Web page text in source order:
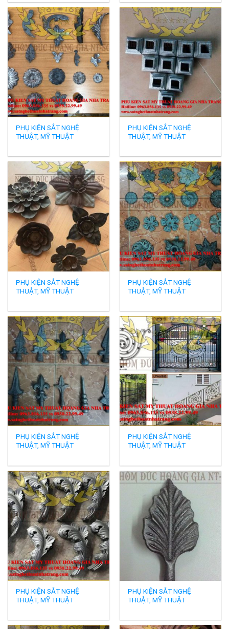
PHỤ KIỆN SẮT NGHỆ
THUẬT, MỸ THUẬT
PHỤ KIỆN SẮT NGHỆ
THUẬT, MỸ THUẬT
PHỤ KIỆN SẮT NGHỆ
THUẬT, MỸ THUẬT
PHỤ KIỆN SẮT NGHỆ
THUẬT, MỸ THUẬT
PHỤ KIỆN SẮT NGHỆ
THUẬT, MỸ THUẬT
PHỤ KIỆN SẮT NGHỆ
THUẬT, MỸ THUẬT
PHỤ KIỆN SẮT NGHỆ
THUẬT, MỸ THUẬT
PHỤ KIỆN SẮT NGHỆ
THUẬT, MỸ THUẬT